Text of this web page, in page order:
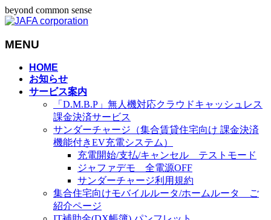
beyond common sense
MENU
HOME
お知らせ
サービス案内
「D.M.B.P」無人機対応クラウドキャッシュレス
課金決済サービス
サンダーチャージ（集合賃貸住宅向け 課金決済
機能付きEV充電システム）
充電開始/支払/キャンセル テストモード
ジャファデモ 全電源OFF
サンダーチャージ利用規約
集合住宅向けモバイルルータ/ホームルータ ご
紹介ページ